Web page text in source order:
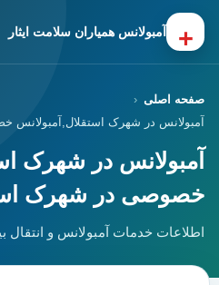
+ آمبولانس همیاران سلامت ایثار
صفحه اصلی
آمبولانس در شهرک استقلال,آمبولانس
آمبولانس در شهرک
خصوصی در شهرک
اطلاعات خدمات آمبولانس و انتقال